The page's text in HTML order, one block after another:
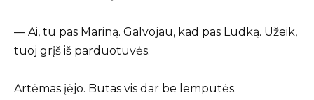
— Ai, tu pas Mariną. Galvojau, kad pas Ludką. Užeik,
tuoj grįš iš parduotuvės.
Artėmas įėjo. Butas vis dar be lemputės.